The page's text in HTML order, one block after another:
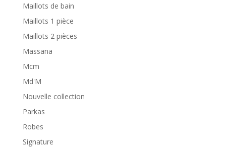
Maillots de bain
Maillots 1 pièce
Maillots 2 pièces
Massana
Mcm
Md'M
Nouvelle collection
Parkas
Robes
Signature